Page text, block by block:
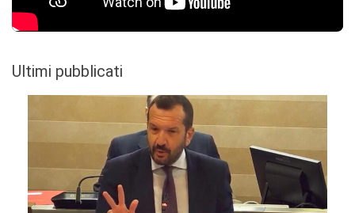
Ultimi pubblicati